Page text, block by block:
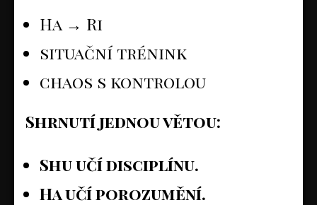
Ha → Ri
situační trénink
chaos s kontrolou
Shrnutí jednou větou:
Shu učí disciplínu.
Ha učí porozumění.